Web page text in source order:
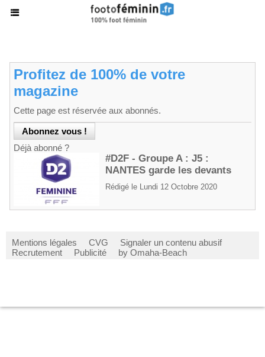
Profitez de 100% de votre
magazine
Cette page est réservée aux abonnés.
Déjà abonné ?
#D2F - Groupe A : J5 :
NANTES garde les devants
Rédigé le Lundi 12 Octobre 2020
Mentions légales CVG
Signaler un contenu abusif
Recrutement
Publicité by Omaha-Beach